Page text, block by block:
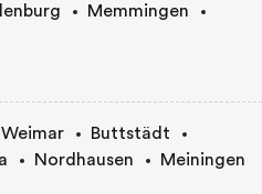
Memmingen
Weimar
Buttstädt
Nordhausen Meiningen